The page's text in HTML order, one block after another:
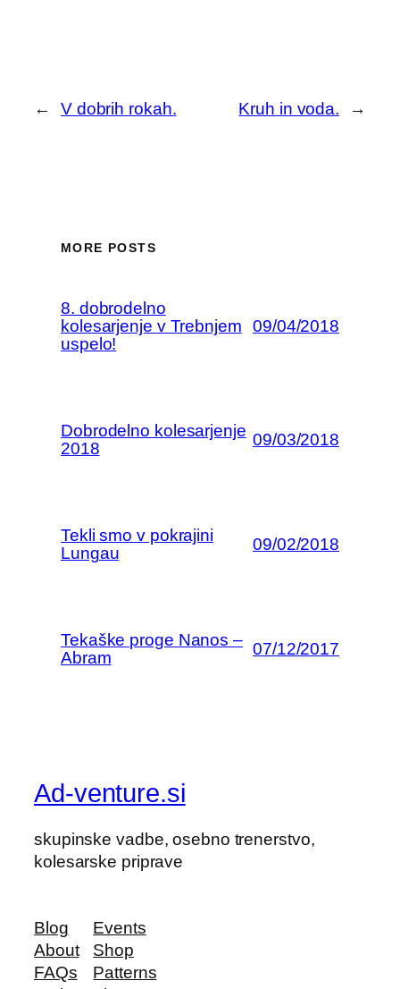
← V dobrih rokah. Kruh in voda. →
MORE POSTS
8. dobrodelno
kolesarjenje v Trebnjem
uspelo!
09/04/2018
Dobrodelno kolesarjenje
2018
09/03/2018
Tekli smo v pokrajini
Lungau
09/02/2018
Tekaške proge Nanos –
Abram
07/12/2017
Ad-venture.si
skupinske vadbe, osebno trenerstvo,
kolesarske priprave
Blog
About
FAQs
Events
Shop
Patterns